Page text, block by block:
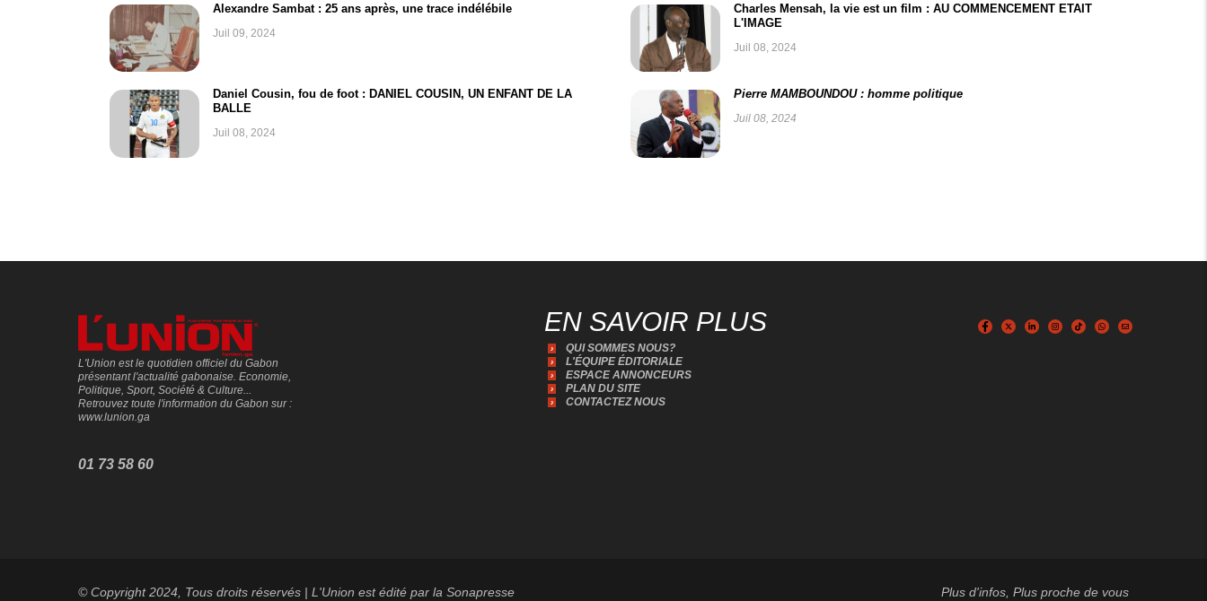
Alexandre Sambat : 25 ans après, une trace indélébile
Juil 09, 2024
Charles Mensah, la vie est un film : AU COMMENCEMENT ETAIT
L'IMAGE
Juil 08, 2024
Daniel Cousin, fou de foot : DANIEL COUSIN, UN ENFANT DE LA
BALLE
Juil 08, 2024
Pierre MAMBOUNDOU : homme politique
Juil 08, 2024
L'Union est le quotidien officiel du Gabon
présentant l'actualité gabonaise. Economie,
Politique, Sport, Société & Culture...
Retrouvez toute l'information du Gabon sur :
www.lunion.ga
01 73 58 60
EN SAVOIR PLUS
QUI SOMMES NOUS?
L'ÉQUIPE ÉDITORIALE
ESPACE ANNONCEURS
PLAN DU SITE
CONTACTEZ NOUS
© Copyright 2024, Tous droits réservés | L'Union est édité par la Sonapresse Plus d'infos, Plus proche de vous